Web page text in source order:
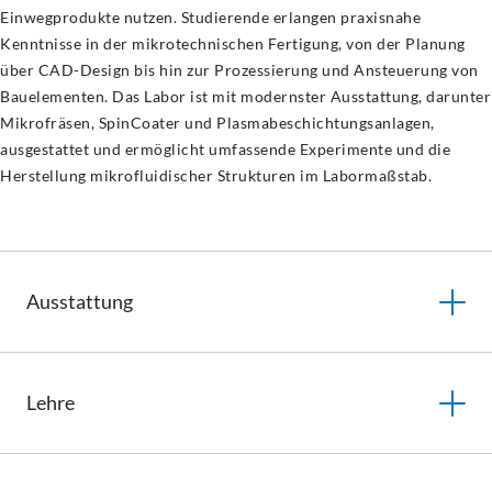
Einwegprodukte nutzen. Studierende erlangen praxisnahe
Kenntnisse in der mikrotechnischen Fertigung, von der Planung
über CAD-Design bis hin zur Prozessierung und Ansteuerung von
Bauelementen. Das Labor ist mit modernster Ausstattung, darunter
Mikrofräsen, SpinCoater und Plasmabeschichtungsanlagen,
ausgestattet und ermöglicht umfassende Experimente und die
Herstellung mikrofluidischer Strukturen im Labormaßstab.
Ausstattung
Lehre